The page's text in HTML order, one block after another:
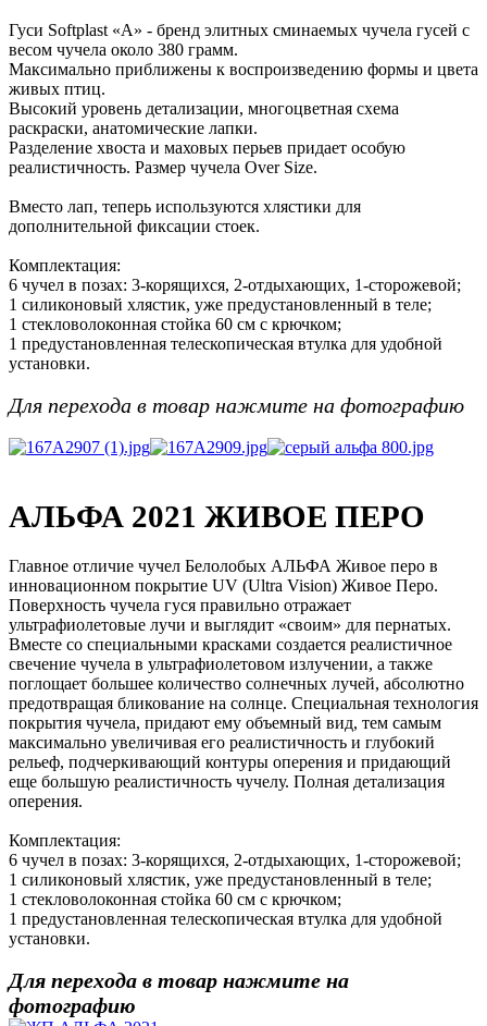
Гуси Softplast «A» - бренд элитных сминаемых чучела гусей с
весом чучела около 380 грамм.
Максимально приближены к воспроизведению формы и цвета
живых птиц.
Высокий уровень детализации, многоцветная схема
раскраски, анатомические лапки.
Разделение хвоста и маховых перьев придает особую
реалистичность. Размер чучела Over Size.
Вместо лап, теперь используются хлястики для
дополнительной фиксации стоек.
Комплектация:
6 чучел в позах: 3-корящихся, 2-отдыхающих, 1-сторожевой;
1 силиконовый хлястик, уже предустановленный в теле;
1 стекловолоконная стойка 60 см с крючком;
1 предустановленная телескопическая втулка для удобной
установки.
Для перехода в товар нажмите на фотографию
АЛЬФА 2021 ЖИВОЕ ПЕРО
Главное отличие чучел Белолобых АЛЬФА Живое перо в
инновационном покрытие UV (Ultra Vision) Живое Перо.
Поверхность чучела гуся правильно отражает
ультрафиолетовые лучи и выглядит «своим» для пернатых.
Вместе со специальными красками создается реалистичное
свечение чучела в ультрафиолетовом излучении, а также
поглощает большее количество солнечных лучей, абсолютно
предотвращая бликование на солнце. Специальная технология
покрытия чучела, придают ему объемный вид, тем самым
максимально увеличивая его реалистичность и глубокий
рельеф, подчеркивающий контуры оперения и придающий
еще большую реалистичность чучелу. Полная детализация
оперения.
Комплектация:
6 чучел в позах: 3-корящихся, 2-отдыхающих, 1-сторожевой;
1 силиконовый хлястик, уже предустановленный в теле;
1 стекловолоконная стойка 60 см с крючком;
1 предустановленная телескопическая втулка для удобной
установки.
Для перехода в товар нажмите на
фотографию